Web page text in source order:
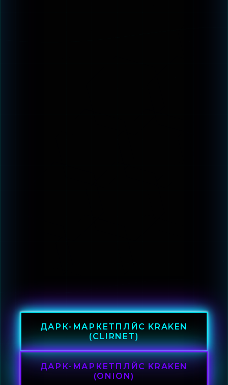
ДАРК-МАРКЕТПЛЙС KRAKEN
(CLIRNET)
ДАРК-МАРКЕТПЛЙС KRAKEN
(ONION)